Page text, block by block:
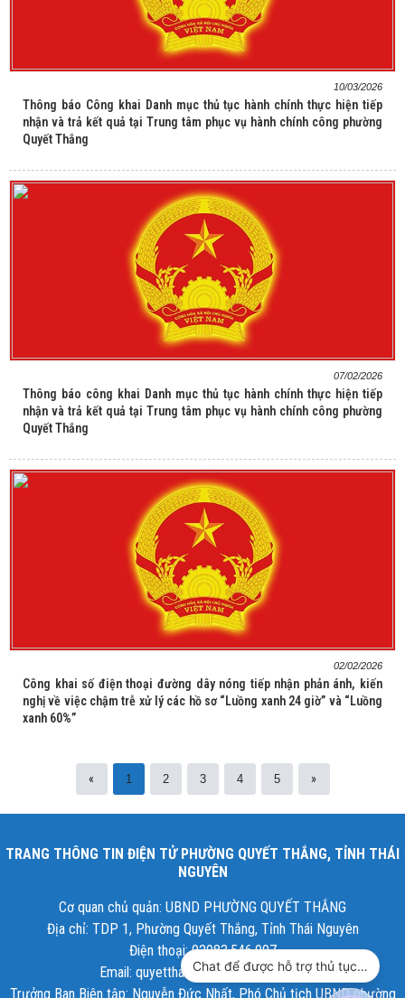
10/03/2026
Thông báo Công khai Danh mục thủ tục hành chính thực hiện tiếp
nhận và trả kết quả tại Trung tâm phục vụ hành chính công phường
Quyết Thắng
07/02/2026
Thông báo công khai Danh mục thủ tục hành chính thực hiện tiếp
nhận và trả kết quả tại Trung tâm phục vụ hành chính công phường
Quyết Thắng
02/02/2026
Công khai số điện thoại đường dây nóng tiếp nhận phản ánh, kiến
nghị về việc chậm trễ xử lý các hồ sơ “Luồng xanh 24 giờ” và “Luồng
xanh 60%”
« 1 2 3 4 5 »
TRANG THÔNG TIN ĐIỆN TỬ PHƯỜNG QUYẾT THẮNG, TỈNH THÁI
NGUYÊN
Cơ quan chủ quản: UBND PHƯỜNG QUYẾT THẮNG
Địa chỉ: TDP 1, Phường Quyết Thắng, Tỉnh Thái Nguyên
Điện thoại: 02083.546.007
Email: quyetthang@thainguyen.gov.vn
Trưởng Ban Biên tập: Nguyễn Đức Nhất, Phó Chủ tịch UBND phường
Chat để được hỗ trợ thủ tục hành chính công